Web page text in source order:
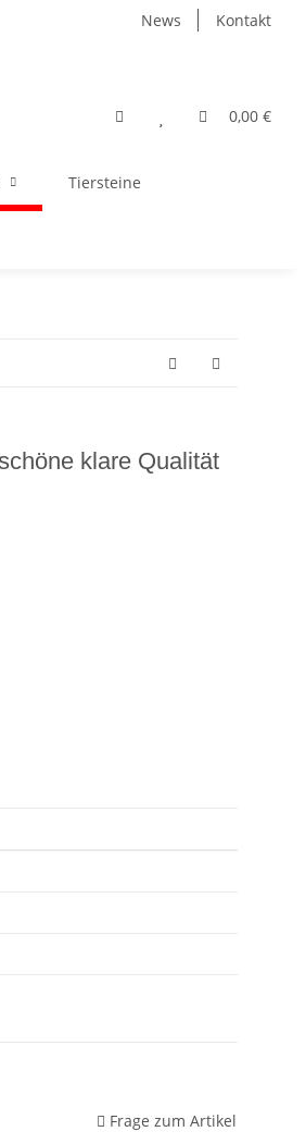
News Kontakt
0,00 €
Tiersteine
klare Qualität
Frage zum Artikel